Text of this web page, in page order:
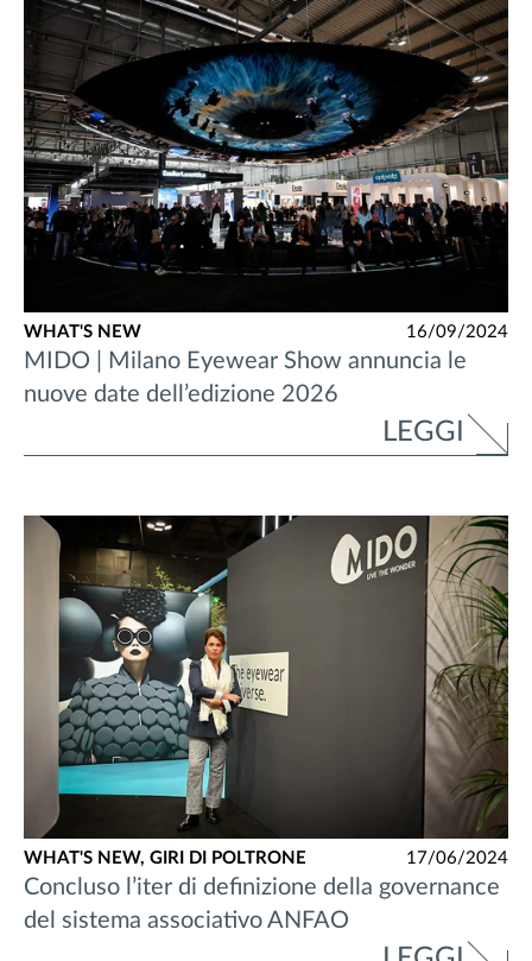
WHAT'S NEW 16/09/2024
MIDO | Milano Eyewear Show annuncia le
nuove date dell’edizione 2026
LEGGI
WHAT'S NEW, GIRI DI POLTRONE 17/06/2024
Concluso l’iter di definizione della governance
del sistema associativo ANFAO